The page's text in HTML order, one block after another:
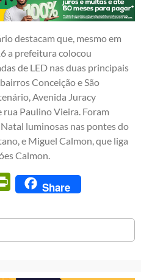
destacam que, mesmo em
a prefeitura colocou
de LED nas duas principais
Conceição e São
Avenida Juracy
rua Paulino Vieira. Foram
luminosas nas pontes do
e Miguel Calmon, que liga
Calmon.
PrintFriendly
Share